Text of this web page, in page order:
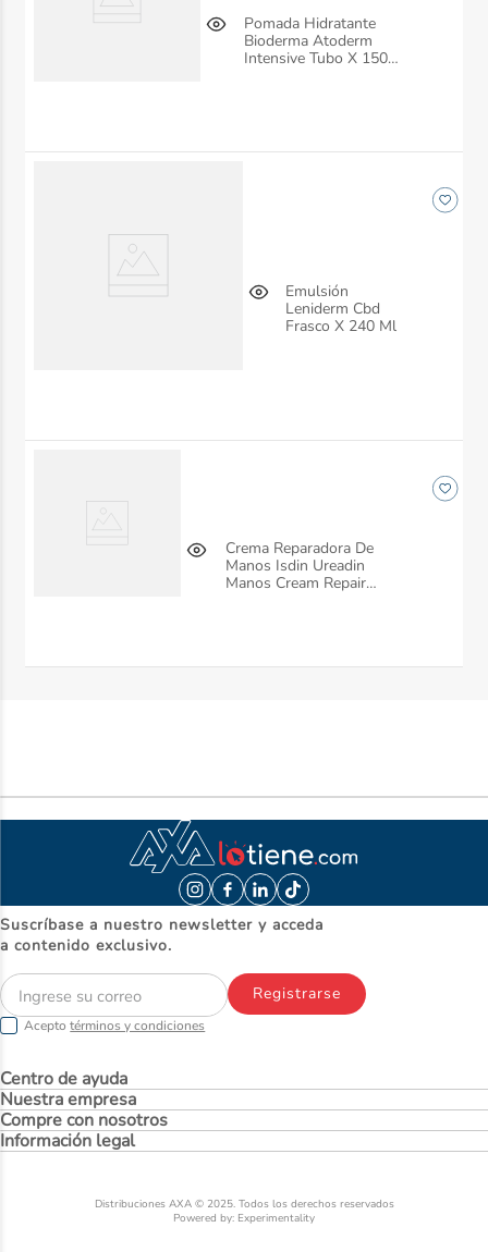
Pomada Hidratante
Bioderma Atoderm
Intensive Tubo X 150
Emulsión
Leniderm Cbd
Frasco X 240 Ml
Crema Reparadora De
Manos Isdin Ureadin
Manos Cream Repair
Suscríbase a nuestro newsletter y acceda
a contenido exclusivo.
Aceptotérminos y condiciones
Registrarse
Centro de ayuda
Nuestra empresa
Compre con nosotros
Información legal
Distribuciones AXA © 2025. Todos los derechos reservados
Powered by: Experimentality